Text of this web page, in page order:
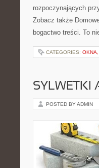
rozpoczynających
Zobacz także
bogactwo treści. To
CATEGORIES:
SYLWETKI
POSTED BY ADMIN